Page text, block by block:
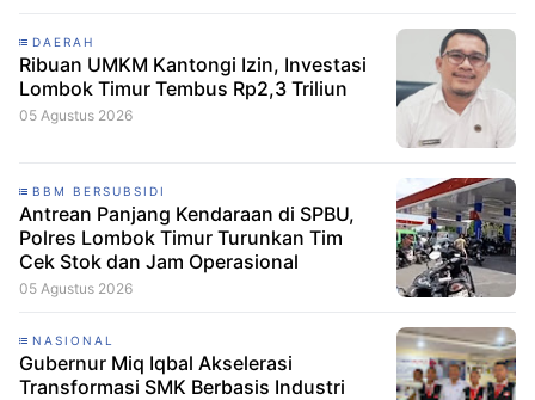
DAERAH
Ribuan UMKM Kantongi Izin, Investasi
Lombok Timur Tembus Rp2,3 Triliun
05 Agustus 2026
BBM BERSUBSIDI
Antrean Panjang Kendaraan di SPBU,
Polres Lombok Timur Turunkan Tim
Cek Stok dan Jam Operasional
05 Agustus 2026
NASIONAL
Gubernur Miq Iqbal Akselerasi
Transformasi SMK Berbasis Industri